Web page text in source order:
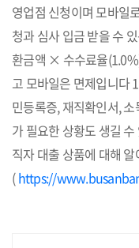
영업점 신청이며 모바일
청과 심사 입금 받을 수
환금액 × 수수료율
고 모바일은 면제입니다
민등록증, 재직확인서,
가 필요한 상황도 생길
직자 대출 상품에 대해
(https://